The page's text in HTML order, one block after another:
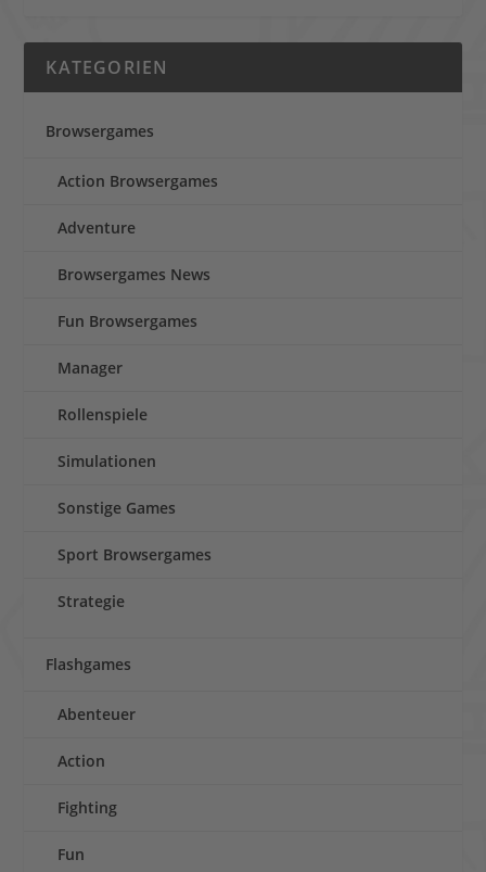
KATEGORIEN
Browsergames
Action Browsergames
Adventure
Browsergames News
Fun Browsergames
Manager
Rollenspiele
Simulationen
Sonstige Games
Sport Browsergames
Strategie
Flashgames
Abenteuer
Action
Fighting
Fun